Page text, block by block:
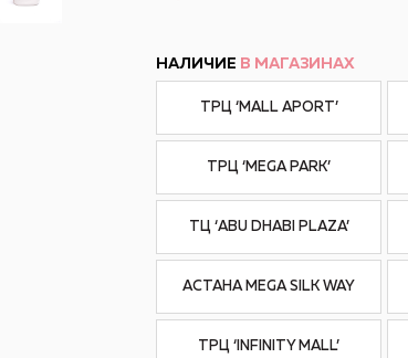
НАЛИЧИЕ В МАГАЗИНАХ
ТРЦ ‘MALL APORT’
ТРЦ ‘MEGA PARK’
ТЦ ‘ABU DHABI PLAZA’
АСТАНА MEGA SILK WAY
ТРЦ ‘INFINITY MALL’